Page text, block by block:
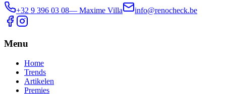
+32 9 396 03 08— Maxime Villa info@renocheck.be
Menu
Home
Trends
Artikelen
Premies